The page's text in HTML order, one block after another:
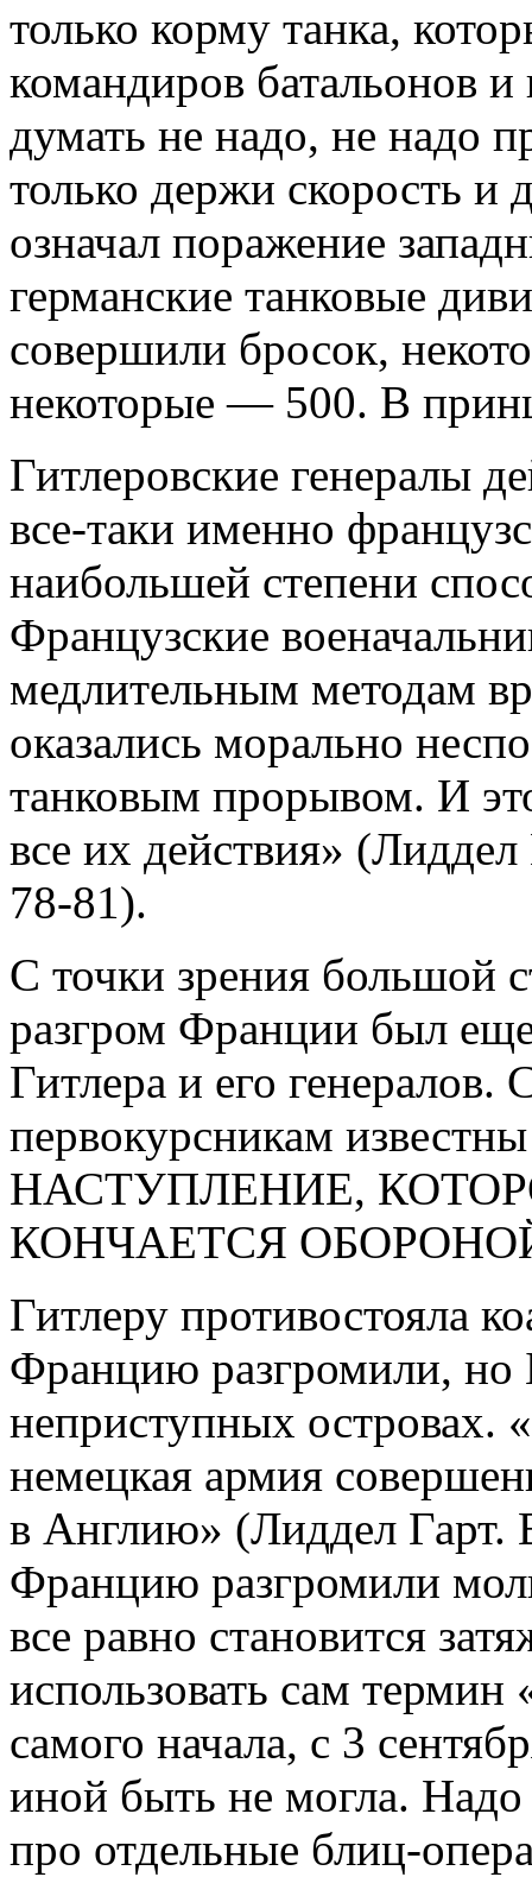
только корму танка,
командиров батальонов
думать не надо, не надо
только держи скорость
означал поражение
германские танковые
совершили бросок,
некоторые — 500. В
Гитлеровские генералы
все-таки именно
наибольшей степени
Французские
медлительным методам
оказались морально
танковым прорывом. И
все их действия»
78-81).
С точки зрения большой
разгром Франции был
Гитлера и его
первокурсникам
НАСТУПЛЕНИЕ,
КОНЧАЕТСЯ
Гитлеру противостояла
Францию разгромили, но
неприступных
немецкая армия
в Англию» (Лиддел Гарт.
Францию разгромили
все равно становится
использовать сам
самого начала, с 3
иной быть не могла. Надо
про отдельные блиц-